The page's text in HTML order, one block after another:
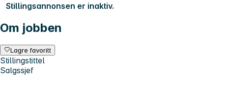
Stillingsannonsen er inaktiv.
Om jobben
Lagre favoritt
Stillingstittel
Salgssjef